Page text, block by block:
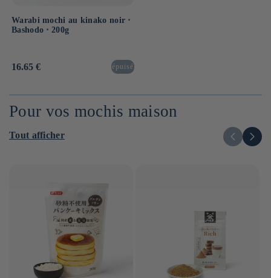
Warabi mochi au kinako noir ⋅
Bashodo ⋅ 200g
Prix
16.65 € épuisé
Pour vos mochis maison
Tout afficher